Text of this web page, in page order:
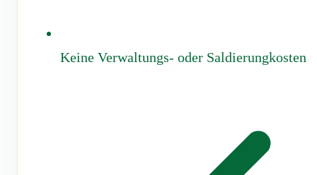
Keine Verwaltungs- oder Saldierungkosten